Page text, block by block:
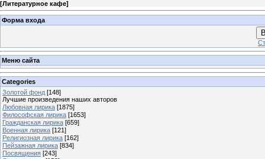
[Литературное кафе]
Форма входа
Меню сайта
Categories
Золотой фонд [148]
Лучшие произведения наших авторов
Любовная лирика [1875]
Философская лирика [1653]
Гражданская лирика [659]
Военная лирика [121]
Религиозная лирика [162]
Пейзажная лирика [834]
Посвящения [243]